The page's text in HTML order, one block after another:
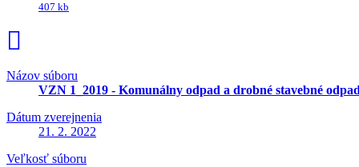
407 kb
Názov súboru
VZN 1_2019 - Komunálny odpad a drobné stavebné
Dátum zverejnenia
21. 2. 2022
Veľkosť súboru